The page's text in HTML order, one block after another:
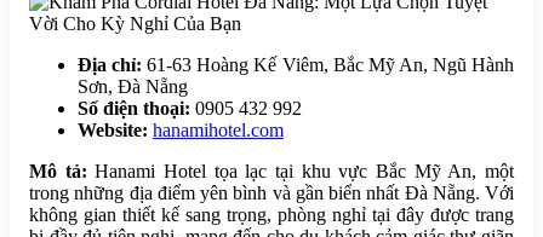
Địa chỉ:61-63 Hoàng Kế Viêm, Bắc Mỹ An, Ngũ Hành
Sơn, Đà Nẵng
Số điện thoại: 0905 432 992
Website: hanamihotel.com
Mô tả:Hanami Hotel tọa lạc tại khu vực Bắc Mỹ An, một
trong những địa điểm yên bình và gần biển nhất Đà Nẵng. Với
không gian thiết kế sang trọng, phòng nghỉ tại đây được trang